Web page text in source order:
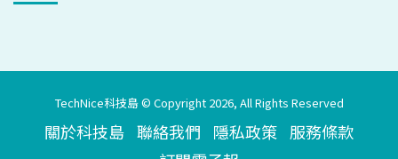
TechNice科技島 © Copyright 2026, All Rights Reserved
關於科技島 聯絡我們 隱私政策 服務條款